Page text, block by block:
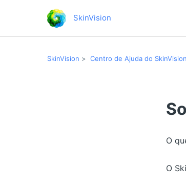
SkinVision
SkinVision Centro de Ajuda do SkinVision
O
O